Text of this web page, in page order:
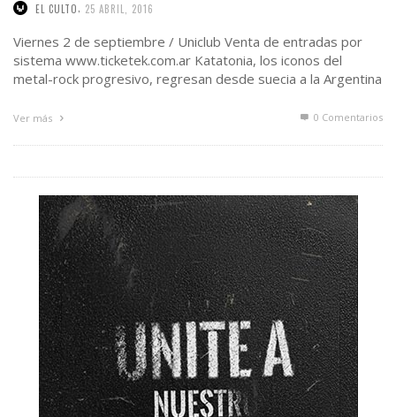
EL CULTO 25 ABRIL, 2016
Viernes 2 de septiembre / Uniclub Venta de entradas por
sistema www.ticketek.com.ar Katatonia, los iconos del
metal-rock progresivo, regresan desde suecia a la Argentina
Ver más 0 Comentarios